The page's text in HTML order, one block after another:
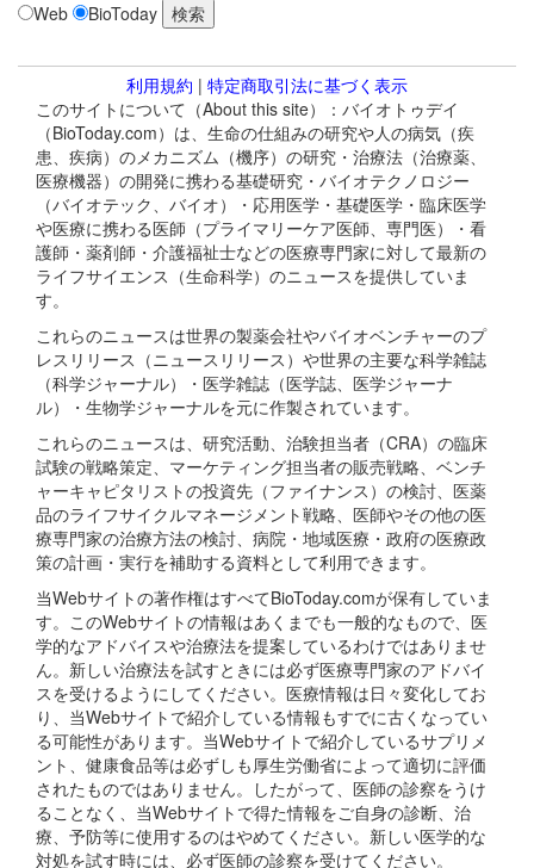
Web BioToday
利用規約 | 特定商取引法に基づく表示
このサイトについて（About this site）：バイオトゥデイ
（BioToday.com）は、生命の仕組みの研究や人の病気（疾
患、疾病）のメカニズム（機序）の研究・治療法（治療薬、
医療機器）の開発に携わる基礎研究・バイオテクノロジー
（バイオテック、バイオ）・応用医学・基礎医学・臨床医学
や医療に携わる医師（プライマリーケア医師、専門医）・看
護師・薬剤師・介護福祉士などの医療専門家に対して最新の
ライフサイエンス（生命科学）のニュースを提供していま
す。
これらのニュースは世界の製薬会社やバイオベンチャーのプ
レスリリース（ニュースリリース）や世界の主要な科学雑誌
（科学ジャーナル）・医学雑誌（医学誌、医学ジャーナ
ル）・生物学ジャーナルを元に作製されています。
これらのニュースは、研究活動、治験担当者（CRA）の臨床
試験の戦略策定、マーケティング担当者の販売戦略、ベンチ
ャーキャピタリストの投資先（ファイナンス）の検討、医薬
品のライフサイクルマネージメント戦略、医師やその他の医
療専門家の治療方法の検討、病院・地域医療・政府の医療政
策の計画・実行を補助する資料として利用できます。
当Webサイトの著作権はすべてBioToday.comが保有していま
す。このWebサイトの情報はあくまでも一般的なもので、医
学的なアドバイスや治療法を提案しているわけではありませ
ん。新しい治療法を試すときには必ず医療専門家のアドバイ
スを受けるようにしてください。医療情報は日々変化してお
り、当Webサイトで紹介している情報もすでに古くなってい
る可能性があります。当Webサイトで紹介しているサプリメ
ント、健康食品等は必ずしも厚生労働省によって適切に評価
されたものではありません。したがって、医師の診察をうけ
ることなく、当Webサイトで得た情報をご自身の診断、治
療、予防等に使用するのはやめてください。新しい医学的な
対処を試す時には、必ず医師の診察を受けてください。